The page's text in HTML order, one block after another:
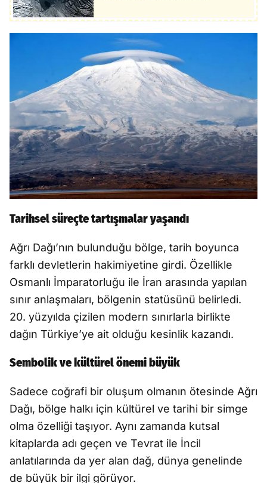
Tarihsel süreçte tartışmalar yaşandı
Ağrı Dağı’nın bulunduğu bölge, tarih boyunca
farklı devletlerin hakimiyetine girdi. Özellikle
Osmanlı İmparatorluğu ile İran arasında yapılan
sınır anlaşmaları, bölgenin statüsünü belirledi.
20. yüzyılda çizilen modern sınırlarla birlikte
dağın Türkiye’ye ait olduğu kesinlik kazandı.
Sembolik ve kültürel önemi büyük
Sadece coğrafi bir oluşum olmanın ötesinde Ağrı
Dağı, bölge halkı için kültürel ve tarihi bir simge
olma özelliği taşıyor. Aynı zamanda kutsal
kitaplarda adı geçen ve Tevrat ile İncil
anlatılarında da yer alan dağ, dünya genelinde
de büyük bir ilgi görüyor.